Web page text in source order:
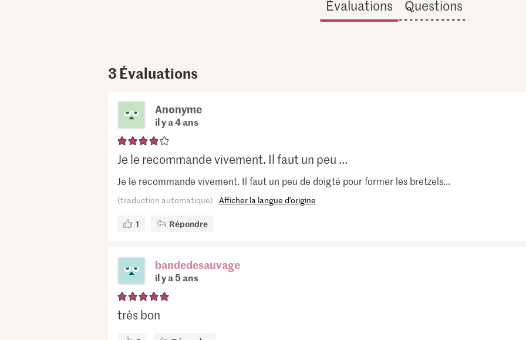
Évaluations Questions
3 Évaluations
Anonyme
il y a 4 ans
Je le recommande vivement. Il faut un peu ...
Je le recommande vivement. Il faut un peu de doigté pour former les bretzels...
(traduction automatique) Afficher la langue d’origine
1 Répondre
bandedesauvage
il y a 5 ans
très bon